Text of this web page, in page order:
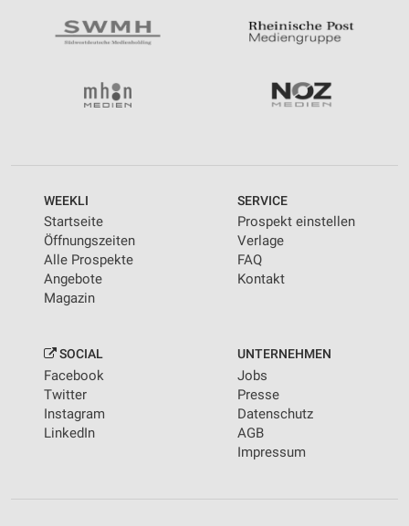
WEEKLI
Startseite
Öffnungszeiten
Alle Prospekte
Angebote
Magazin
SERVICE
Prospekt einstellen
Verlage
FAQ
Kontakt
SOCIAL
Facebook
Twitter
Instagram
LinkedIn
UNTERNEHMEN
Jobs
Presse
Datenschutz
AGB
Impressum